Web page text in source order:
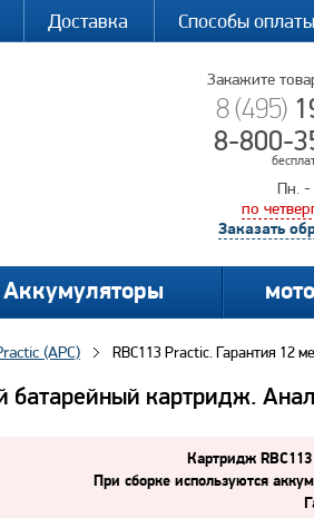
Доставка Способы оплаты
Закажите
8 (495)
8-800-
Пн. -
по
Заказать
Аккумуляторы
(APC) RBC113 Practic. Гарантия 12
картридж.
Картридж
При сборке используются